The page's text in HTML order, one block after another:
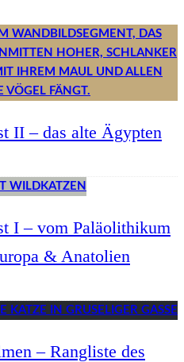
II – das alte Ägypten
I – vom Paläolithikum
& Anatolien
– Rangliste des